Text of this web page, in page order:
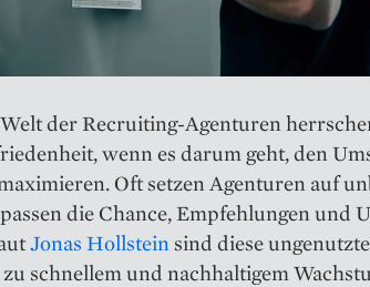
der Recruiting-Agenturen
wenn es darum geht, den
Oft setzen Agenturen auf
die Chance, Empfehlungen und
Jonas Hollstein sind diese
schnellem und nachhaltigem